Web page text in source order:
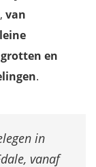
, van
en
.
in
vanaf